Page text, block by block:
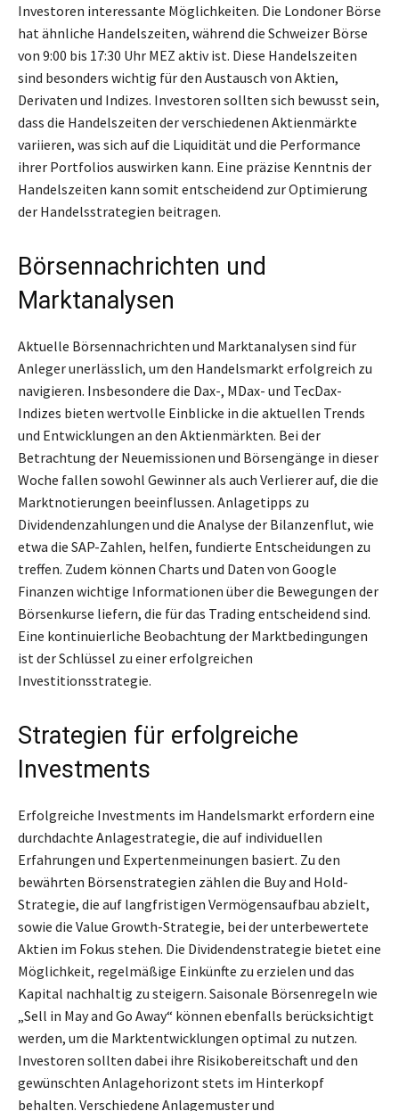
Investoren interessante Möglichkeiten. Die Londoner Börse
hat ähnliche Handelszeiten, während die Schweizer Börse
von 9:00 bis 17:30 Uhr MEZ aktiv ist. Diese Handelszeiten
sind besonders wichtig für den Austausch von Aktien,
Derivaten und Indizes. Investoren sollten sich bewusst sein,
dass die Handelszeiten der verschiedenen Aktienmärkte
variieren, was sich auf die Liquidität und die Performance
ihrer Portfolios auswirken kann. Eine präzise Kenntnis der
Handelszeiten kann somit entscheidend zur Optimierung
der Handelsstrategien beitragen.
Börsennachrichten und
Marktanalysen
Aktuelle Börsennachrichten und Marktanalysen sind für
Anleger unerlässlich, um den Handelsmarkt erfolgreich zu
navigieren. Insbesondere die Dax-, MDax- und TecDax-
Indizes bieten wertvolle Einblicke in die aktuellen Trends
und Entwicklungen an den Aktienmärkten. Bei der
Betrachtung der Neuemissionen und Börsengänge in dieser
Woche fallen sowohl Gewinner als auch Verlierer auf, die die
Marktnotierungen beeinflussen. Anlagetipps zu
Dividendenzahlungen und die Analyse der Bilanzenflut, wie
etwa die SAP-Zahlen, helfen, fundierte Entscheidungen zu
treffen. Zudem können Charts und Daten von Google
Finanzen wichtige Informationen über die Bewegungen der
Börsenkurse liefern, die für das Trading entscheidend sind.
Eine kontinuierliche Beobachtung der Marktbedingungen
ist der Schlüssel zu einer erfolgreichen
Investitionsstrategie.
Strategien für erfolgreiche
Investments
Erfolgreiche Investments im Handelsmarkt erfordern eine
durchdachte Anlagestrategie, die auf individuellen
Erfahrungen und Expertenmeinungen basiert. Zu den
bewährten Börsenstrategien zählen die Buy and Hold-
Strategie, die auf langfristigen Vermögensaufbau abzielt,
sowie die Value Growth-Strategie, bei der unterbewertete
Aktien im Fokus stehen. Die Dividendenstrategie bietet eine
Möglichkeit, regelmäßige Einkünfte zu erzielen und das
Kapital nachhaltig zu steigern. Saisonale Börsenregeln wie
„Sell in May and Go Away“ können ebenfalls berücksichtigt
werden, um die Marktentwicklungen optimal zu nutzen.
Investoren sollten dabei ihre Risikobereitschaft und den
gewünschten Anlagehorizont stets im Hinterkopf
behalten. Verschiedene Anlagemuster und